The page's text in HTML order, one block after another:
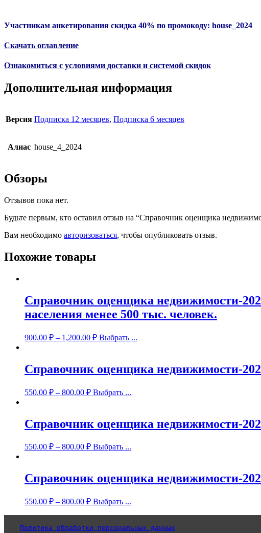
Участникам анкетирования скидка 40% по промокоду: house_2024
Скачать оглавление
Ознакомиться с условиями доставки и системой скидок
Дополнительная информация
Версия Подписка 12 месяцев, Подписка 6 месяцев
Алиас house_4_2024
Обзоры
Отзывов пока нет.
Будьте первым, кто оставил отзыв на “Справочник оценщика
Вам необходимо авторизоваться, чтобы опубликовать отзыв.
Похожие товары
Справочник оценщика недвижимости-
населения менее 500 тыс. человек.
900.00 ₽ – 1,200.00 ₽ Выбрать ...
Справочник оценщика недвижимости-
550.00 ₽ – 800.00 ₽ Выбрать ...
Справочник оценщика недвижимости-
550.00 ₽ – 800.00 ₽ Выбрать ...
Справочник оценщика недвижимости-
550.00 ₽ – 800.00 ₽ Выбрать ...
Политика обработки персональных данных